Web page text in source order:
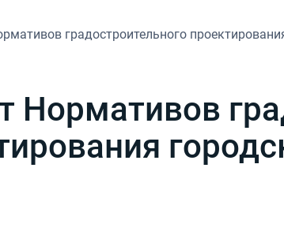
градостроительного
Нормативов